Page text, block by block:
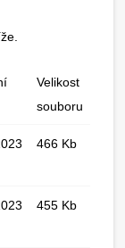
Velikost
souboru
466 Kb
455 Kb